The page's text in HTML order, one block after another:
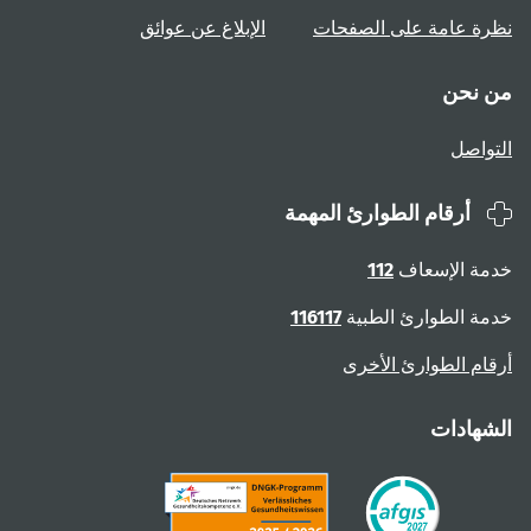
نظرة عامة على الصفحات الإبلاغ عن عوائق
من نحن
التواصل
أرقام الطوارئ المهمة
خدمة الإسعاف 112
خدمة الطوارئ الطبية116117
أرقام الطوارئ الأخرى
الشهادات